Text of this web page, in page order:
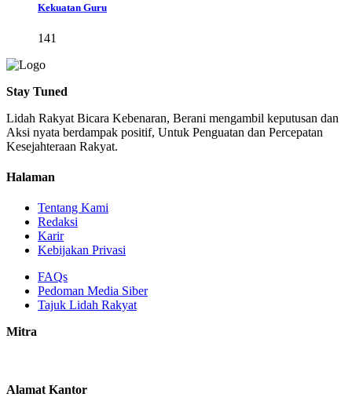
Kekuatan Guru
141
Stay Tuned
Lidah Rakyat Bicara Kebenaran, Berani mengambil keputusan dan
Aksi nyata berdampak positif, Untuk Penguatan dan Percepatan
Kesejahteraan Rakyat.
Halaman
Tentang Kami
Redaksi
Karir
Kebijakan Privasi
FAQs
Pedoman Media Siber
Tajuk Lidah Rakyat
Mitra
Alamat Kantor